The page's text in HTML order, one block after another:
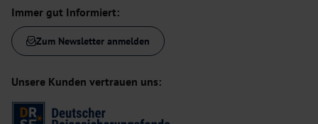
Immer gut Informiert:
Zum Newsletter anmelden
Unsere Kunden vertrauen uns: